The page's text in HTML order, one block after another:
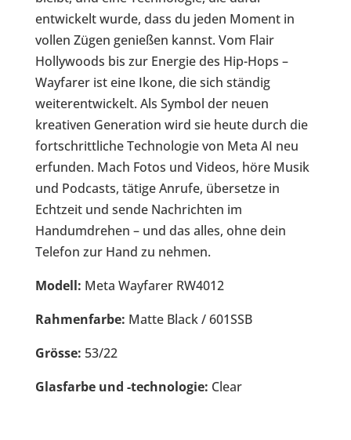
entwickelt wurde, dass du jeden Moment in
vollen Zügen genießen kannst. Vom Flair
Hollywoods bis zur Energie des Hip-Hops –
Wayfarer ist eine Ikone, die sich ständig
weiterentwickelt. Als Symbol der neuen
kreativen Generation wird sie heute durch die
fortschrittliche Technologie von Meta AI neu
erfunden. Mach Fotos und Videos, höre Musik
und Podcasts, tätige Anrufe, übersetze in
Echtzeit und sende Nachrichten im
Handumdrehen – und das alles, ohne dein
Telefon zur Hand zu nehmen.
Modell: Meta Wayfarer RW4012
Rahmenfarbe: Matte Black / 601SSB
Grösse: 53/22
Glasfarbe und -technologie: Clear